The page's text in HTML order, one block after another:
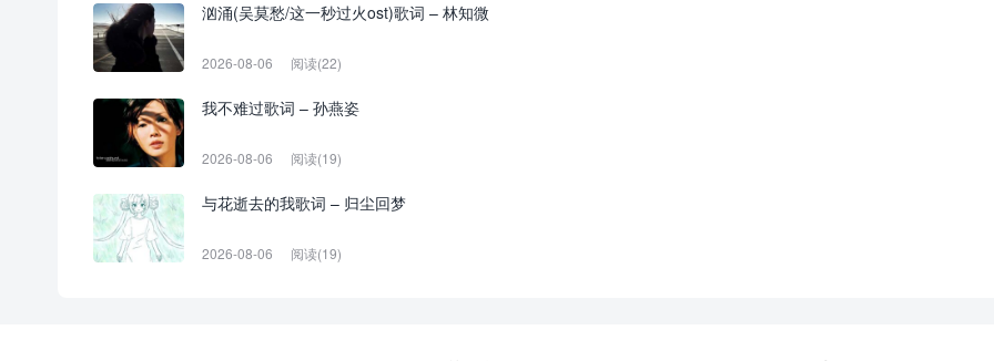
汹涌(吴莫愁/这一秒过火ost)歌词 – 林知微
2026-08-06 阅读(22)
我不难过歌词 – 孙燕姿
2026-08-06 阅读(19)
与花逝去的我歌词 – 归尘回梦
2026-08-06 阅读(19)